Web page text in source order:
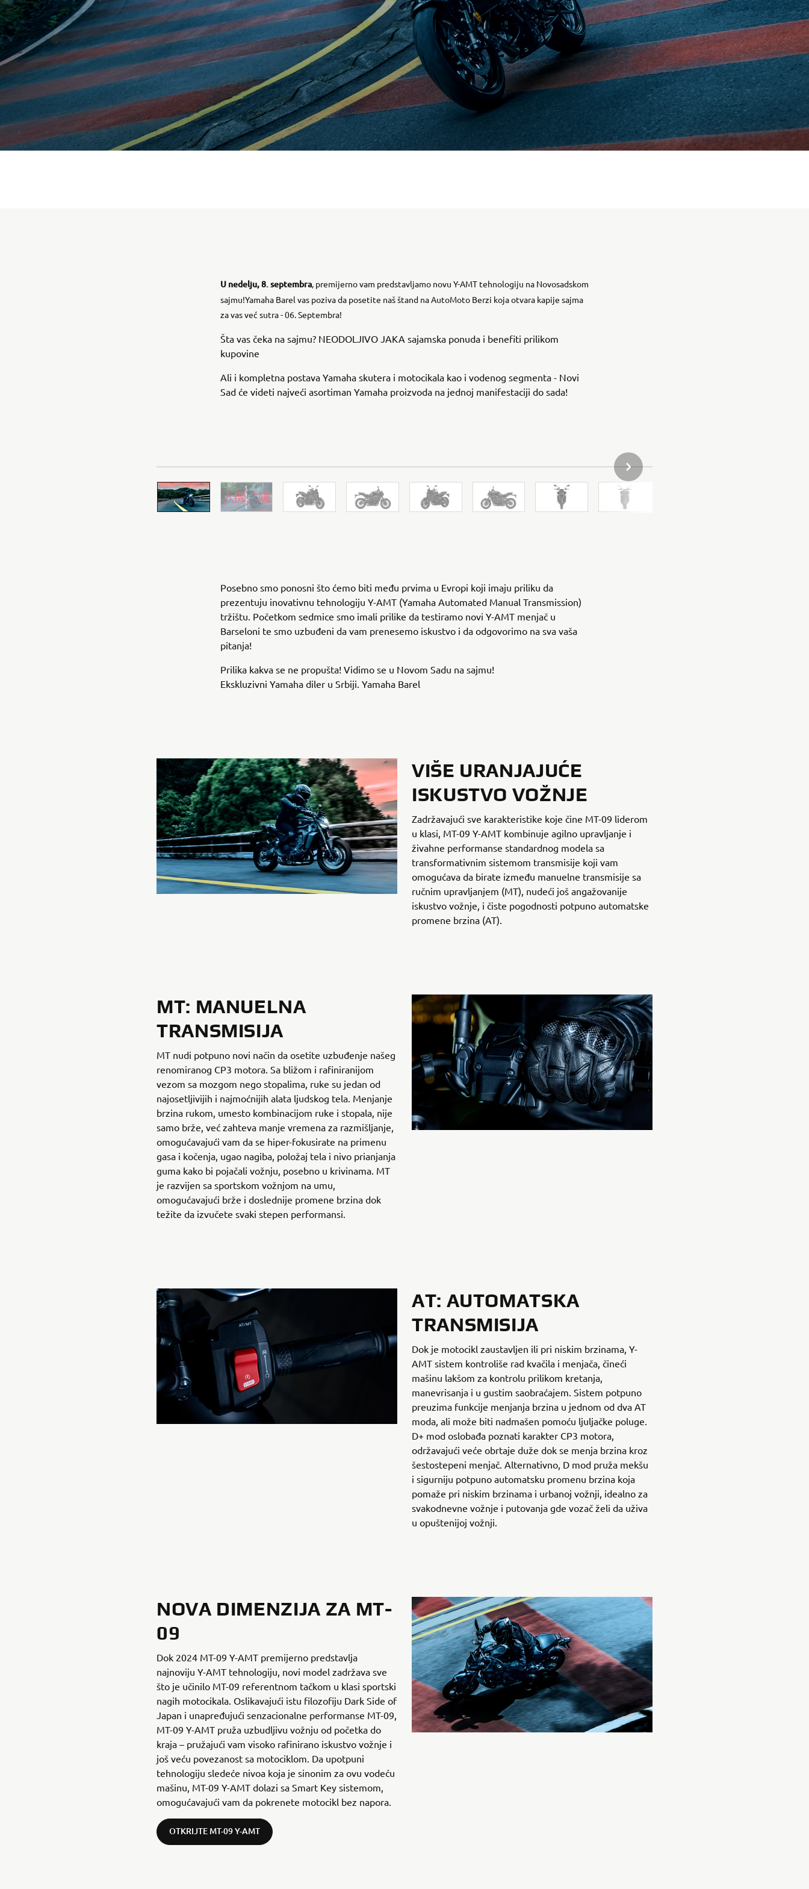
U nedelju, 8. septembra, premijerno vam predstavljamo novu Y-AMT tehnologiju na Novosadskom
sajmu!Yamaha Barel vas poziva da posetite naš štand na AutoMoto Berzi koja otvara kapije sajma
za vas već sutra - 06. Septembra!
Šta vas čeka na sajmu? NEODOLJIVO JAKA sajamska ponuda i benefiti prilikom
kupovine
Ali i kompletna postava Yamaha skutera i motocikala kao i vodenog segmenta - Novi
Sad će videti najveći asortiman Yamaha proizvoda na jednoj manifestaciji do sada!
SLEDEĆA STAVKA GALERIJE
Posebno smo ponosni što ćemo biti među prvima u Evropi koji imaju priliku da
prezentuju inovativnu tehnologiju Y-AMT (Yamaha Automated Manual Transmission)
tržištu. Početkom sedmice smo imali prilike da testiramo novi Y-AMT menjač u
Barseloni te smo uzbuđeni da vam prenesemo iskustvo i da odgovorimo na sva vaša
pitanja!
Prilika kakva se ne propušta! Vidimo se u Novom Sadu na sajmu!
Ekskluzivni Yamaha diler u Srbiji. Yamaha Barel
VIŠE URANJAJUĆE
ISKUSTVO VOŽNJE
Zadržavajući sve karakteristike koje čine MT-09 liderom
u klasi, MT-09 Y-AMT kombinuje agilno upravljanje i
živahne performanse standardnog modela sa
transformativnim sistemom transmisije koji vam
omogućava da birate između manuelne transmisije sa
ručnim upravljanjem (MT), nudeći još angažovanije
iskustvo vožnje, i čiste pogodnosti potpuno automatske
promene brzina (AT).
MT: MANUELNA
TRANSMISIJA
MT nudi potpuno novi način da osetite uzbuđenje našeg
renomiranog CP3 motora. Sa bližom i rafiniranijom
vezom sa mozgom nego stopalima, ruke su jedan od
najosetljivijih i najmoćnijih alata ljudskog tela. Menjanje
brzina rukom, umesto kombinacijom ruke i stopala, nije
samo brže, već zahteva manje vremena za razmišljanje,
omogućavajući vam da se hiper-fokusirate na primenu
gasa i kočenja, ugao nagiba, položaj tela i nivo prianjanja
guma kako bi pojačali vožnju, posebno u krivinama. MT
je razvijen sa sportskom vožnjom na umu,
omogućavajući brže i doslednije promene brzina dok
težite da izvučete svaki stepen performansi.
AT: AUTOMATSKA
TRANSMISIJA
Dok je motocikl zaustavljen ili pri niskim brzinama, Y-
AMT sistem kontroliše rad kvačila i menjača, čineći
mašinu lakšom za kontrolu prilikom kretanja,
manevrisanja i u gustim saobraćajem. Sistem potpuno
preuzima funkcije menjanja brzina u jednom od dva AT
moda, ali može biti nadmašen pomoću ljuljačke poluge.
D+ mod oslobađa poznati karakter CP3 motora,
održavajući veće obrtaje duže dok se menja brzina kroz
šestostepeni menjač. Alternativno, D mod pruža mekšu
i sigurniju potpuno automatsku promenu brzina koja
pomaže pri niskim brzinama i urbanoj vožnji, idealno za
svakodnevne vožnje i putovanja gde vozač želi da uživa
u opuštenijoj vožnji.
NOVA DIMENZIJA ZA MT-
09
Dok 2024 MT-09 Y-AMT premijerno predstavlja
najnoviju Y-AMT tehnologiju, novi model zadržava sve
što je učinilo MT-09 referentnom tačkom u klasi sportski
nagih motocikala. Oslikavajući istu filozofiju Dark Side of
Japan i unapređujući senzacionalne performanse MT-09,
MT-09 Y-AMT pruža uzbudljivu vožnju od početka do
kraja – pružajući vam visoko rafinirano iskustvo vožnje i
još veću povezanost sa motociklom. Da upotpuni
tehnologiju sledeće nivoa koja je sinonim za ovu vodeću
mašinu, MT-09 Y-AMT dolazi sa Smart Key sistemom,
omogućavajući vam da pokrenete motocikl bez napora.
OTKRIJTE MT-09 Y-AMT